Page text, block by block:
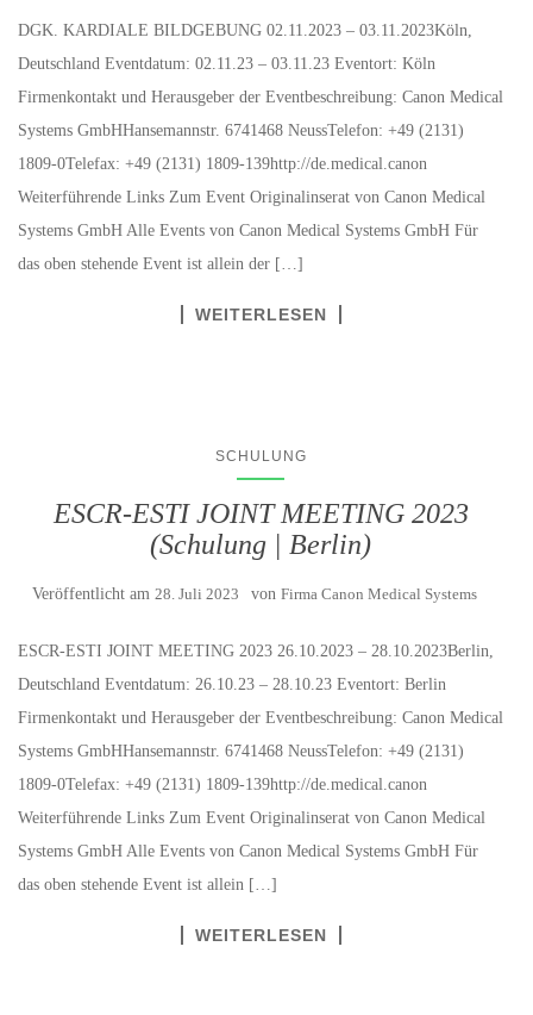
DGK. KARDIALE BILDGEBUNG 02.11.2023 – 03.11.2023Köln,
Deutschland Eventdatum: 02.11.23 – 03.11.23 Eventort: Köln
Firmenkontakt und Herausgeber der Eventbeschreibung: Canon Medical
Systems GmbHHansemannstr. 6741468 NeussTelefon: +49 (2131)
1809-0Telefax: +49 (2131) 1809-139http://de.medical.canon
Weiterführende Links Zum Event Originalinserat von Canon Medical
Systems GmbH Alle Events von Canon Medical Systems GmbH Für
das oben stehende Event ist allein der […]
WEITERLESEN
SCHULUNG
ESCR-ESTI JOINT MEETING 2023
(Schulung | Berlin)
Veröffentlicht am 28. Juli 2023 von Firma Canon Medical Systems
ESCR-ESTI JOINT MEETING 2023 26.10.2023 – 28.10.2023Berlin,
Deutschland Eventdatum: 26.10.23 – 28.10.23 Eventort: Berlin
Firmenkontakt und Herausgeber der Eventbeschreibung: Canon Medical
Systems GmbHHansemannstr. 6741468 NeussTelefon: +49 (2131)
1809-0Telefax: +49 (2131) 1809-139http://de.medical.canon
Weiterführende Links Zum Event Originalinserat von Canon Medical
Systems GmbH Alle Events von Canon Medical Systems GmbH Für
das oben stehende Event ist allein […]
WEITERLESEN